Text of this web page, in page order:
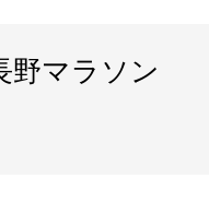
野マラソン